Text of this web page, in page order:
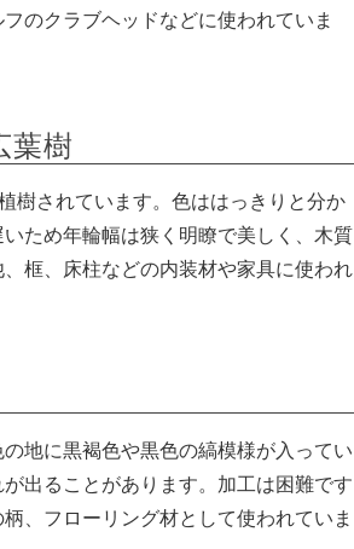
のクラブヘッドなどに使われていま
葉樹
樹されています。色ははっきりと分か
ため年輪幅は狭く明瞭で美しく、木質
框、床柱などの内装材や家具に使われ
地に黒褐色や黒色の縞模様が入ってい
出ることがあります。加工は困難です
、フローリング材として使われていま